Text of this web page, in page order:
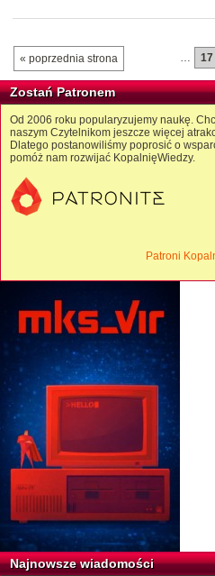
« poprzednia strona … 17
Zostań Patronem
Od 2006 roku popularyzujemy naukę.
naszym Czytelnikom jeszcze więcej
Dlatego postanowiliśmy poprosić o
pomóż nam rozwijać KopalnięWiedzy.
Patroni
Najnowsze wiadomości